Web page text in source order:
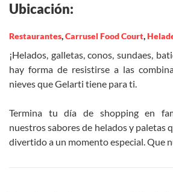
Ubicación:
Restaurantes,Carrusel Food Court,
¡Helados, galletas, conos, sundaes,
hay forma de resistirse a las
nieves que Gelarti tiene para ti.
Termina tu día de shopping en
nuestros sabores de helados y paletas
divertido a un momento especial. Que